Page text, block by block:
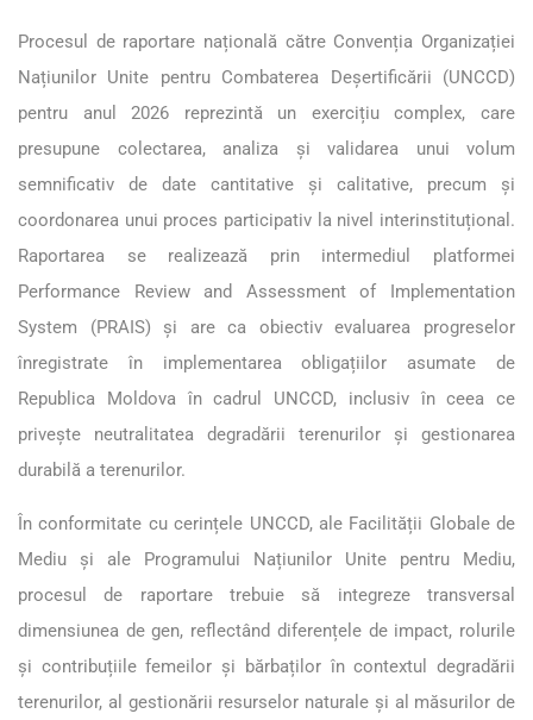
Procesul de raportare națională către Convenția Organizației
Națiunilor Unite pentru Combaterea Deșertificării (UNCCD)
pentru anul 2026 reprezintă un exercițiu complex, care
presupune colectarea, analiza și validarea unui volum
semnificativ de date cantitative și calitative, precum și
coordonarea unui proces participativ la nivel interinstituțional.
Raportarea se realizează prin intermediul platformei
Performance Review and Assessment of Implementation
System (PRAIS) și are ca obiectiv evaluarea progreselor
înregistrate în implementarea obligațiilor asumate de
Republica Moldova în cadrul UNCCD, inclusiv în ceea ce
privește neutralitatea degradării terenurilor și gestionarea
durabilă a terenurilor.
În conformitate cu cerințele UNCCD, ale Facilității Globale de
Mediu și ale Programului Națiunilor Unite pentru Mediu,
procesul de raportare trebuie să integreze transversal
dimensiunea de gen, reflectând diferențele de impact, rolurile
și contribuțiile femeilor și bărbaților în contextul degradării
terenurilor, al gestionării resurselor naturale și al măsurilor de